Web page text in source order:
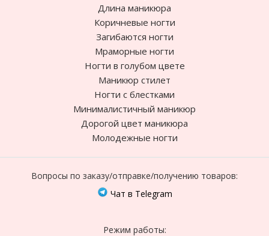
Длина маникюра
Коричневые ногти
Загибаются ногти
Мраморные ногти
Ногти в голубом цвете
Маникюр стилет
Ногти с блестками
Минималистичный маникюр
Дорогой цвет маникюра
Молодежные ногти
Вопросы по заказу/отправке/получению товаров:
Чат в Telegram
Режим работы: